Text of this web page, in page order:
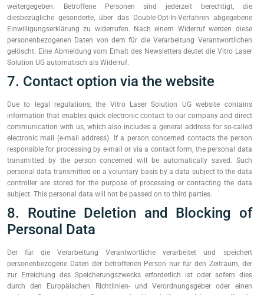
weitergegeben. Betroffene Personen sind jederzeit berechtigt, die
diesbezügliche gesonderte, über das Double-Opt-In-Verfahren abgegebene
Einwilligungserklärung zu widerrufen. Nach einem Widerruf werden diese
personenbezogenen Daten von dem für die Verarbeitung Verantwortlichen
gelöscht. Eine Abmeldung vom Erhalt des Newsletters deutet die Vitro Laser
Solution UG automatisch als Widerruf.
7. Contact option via the website
Due to legal regulations, the Vitro Laser Solution UG website contains
information that enables quick electronic contact to our company and direct
communication with us, which also includes a general address for so-called
electronic mail (e-mail address). If a person concerned contacts the person
responsible for processing by e-mail or via a contact form, the personal data
transmitted by the person concerned will be automatically saved. Such
personal data transmitted on a voluntary basis by a data subject to the data
controller are stored for the purpose of processing or contacting the data
subject. This personal data will not be passed on to third parties.
8. Routine Deletion and Blocking of
Personal Data
Der für die Verarbeitung Verantwortliche verarbeitet und speichert
personenbezogene Daten der betroffenen Person nur für den Zeitraum, der
zur Erreichung des Speicherungszwecks erforderlich ist oder sofern dies
durch den Europäischen Richtlinien- und Verordnungsgeber oder einen